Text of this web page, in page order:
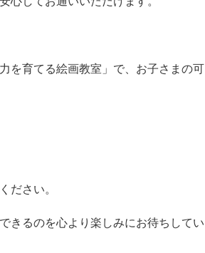
を育てる絵画教室」で、お子さまの可
ださい。
きるのを心より楽しみにお待ちしてい